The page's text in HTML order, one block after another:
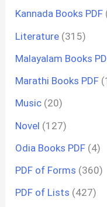
Kannada Books PDF
Literature (315)
Malayalam Books
Marathi Books PDF
Music (20)
Novel (127)
Odia Books PDF (4)
PDF of Forms (360)
PDF of Lists (427)